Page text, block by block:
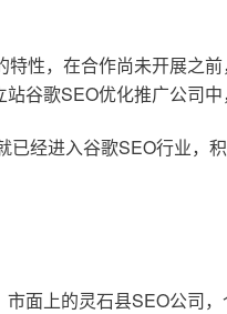
性，在合作尚未开展之
谷歌SEO优化推广公司
已经进入谷歌SEO行业，
面上的灵石县SEO公司